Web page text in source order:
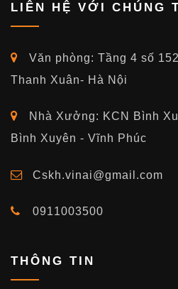
LIÊN HỆ VỚI CHÚNG
Văn phòng: Tầng 4 số
Thanh Xuân- Hà Nội
Nhà Xưởng: KCN Bình
Bình Xuyên - Vĩnh Phúc
Cskh.vinai@gmail.com
0911003500
THÔNG TIN